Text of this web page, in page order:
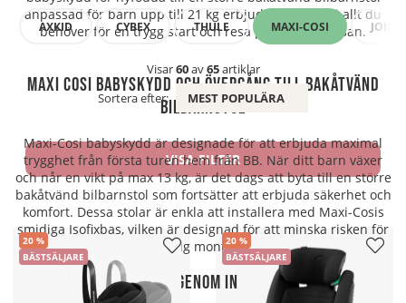
anpassad för barn upp till 21 kg erbjuder Maxi-Cosi allt du
behöver för en trygg start och resa på livet och resan.
Maxi Cosi babyskydd och övergång till bakåtvänd
bilbarnstol
Maxi-Cosi babyskydd är designade för att erbjuda maximal
trygghet från första turen hem från BB. När ditt barn växer
och når en vikt på max 13 kg, är det dags att byta till en större
bakåtvänd bilbarnstol som fortsätter att erbjuda säkerhet och
komfort. Dessa stolar är enkla att installera med Maxi-Cosis
smidiga Isofixbas, vilken är designad för att minska risken för
felaktig montering.
Säkerhet genom innovation
AXKID CYBEX THULE MAXI-COSI JOIE
Visar60av65artiklar
Sortera efter:
MEST POPULÄRA
VISA FILTER
20
BÄSTSÄLJARE
20
BÄSTSÄLJARE